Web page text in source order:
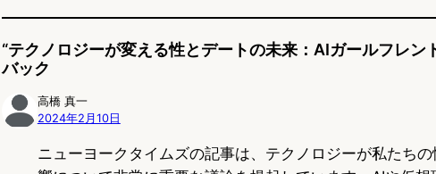
“テクノロジーが変える性とデートの未来：AIガールフレン
バック
高橋 真一
2024年2月10日
ニューヨークタイムズの記事は、テクノロジーが私たち